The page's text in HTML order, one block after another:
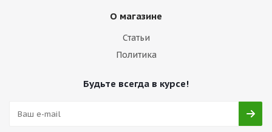
О магазине
Статьи
Политика
Будьте всегда в курсе!